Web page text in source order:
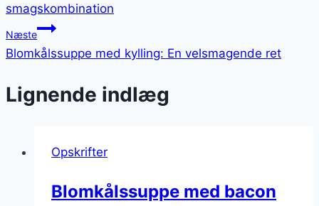
smagskombination
Næste
Blomkålssuppe med kylling: En velsmagende ret
Lignende indlæg
Opskrifter
Blomkålssuppe med bacon